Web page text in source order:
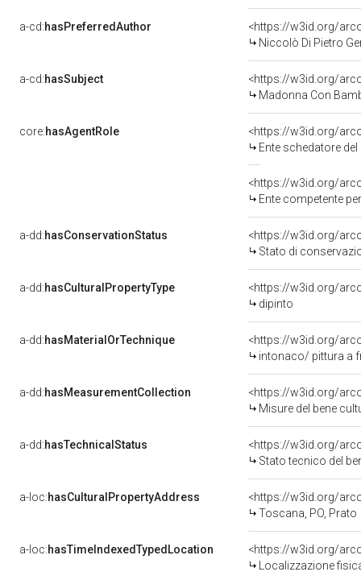
a-cd:hasPreferredAuthor
<https://w3id.org/
Niccolò Di Pietro
a-cd:hasSubject
<https://w3id.org/
Madonna Con
core:hasAgentRole
<https://w3id.org/
Ente schedatore del
<https://w3id.org/
Ente competente per tutela del
a-dd:hasConservationStatus
<https://w3id.org/
Stato di
a-dd:hasCulturalPropertyType
<https://w3id.org/
dipinto
a-dd:hasMaterialOrTechnique
<https://w3id.org/
intonaco/ pittura a
a-dd:hasMeasurementCollection
<https://w3id.org/
Misure del bene
a-dd:hasTechnicalStatus
<https://w3id.org/
Stato tecnico del
a-loc:hasCulturalPropertyAddress
<https://w3id.org/
Toscana, PO, Prato
a-loc:hasTimeIndexedTypedLocation
<https://w3id.org/
Localizzazione